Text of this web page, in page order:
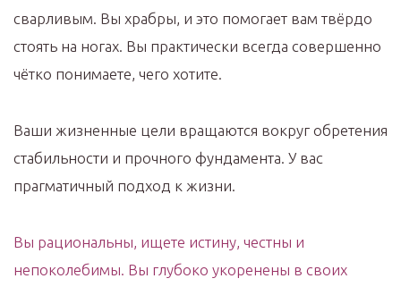
сварливым. Вы храбры, и это помогает вам твёрдо
стоять на ногах. Вы практически всегда совершенно
чётко понимаете, чего хотите.
Ваши жизненные цели вращаются вокруг обретения
стабильности и прочного фундамента. У вас
прагматичный подход к жизни.
Вы рациональны, ищете истину, честны и
непоколебимы. Вы глубоко укоренены в своих